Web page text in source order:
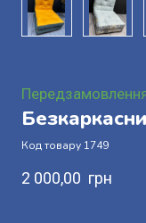
Код товару 1749
2 000,00  грн